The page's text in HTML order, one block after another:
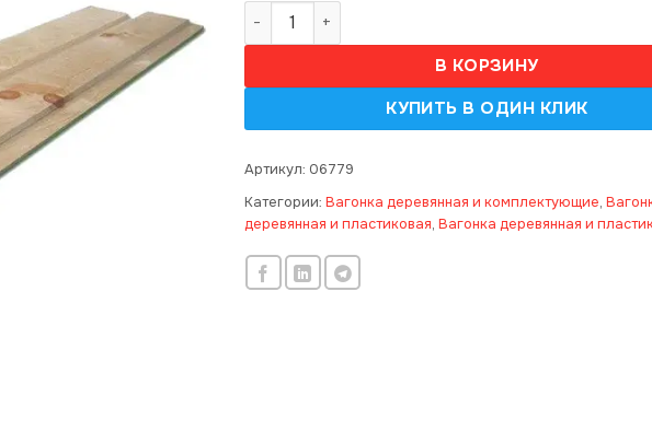
Количество товара Lambriu din lemn (A)
В КОРЗИНУ
Артикул: 06779
Категории: Вагонка деревянная и комплектующие,
деревянная и пластиковая, Вагонка деревянная и